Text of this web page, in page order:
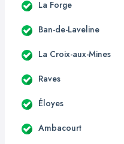
La Forge
Ban-de-Laveline
La Croix-aux-Mines
Raves
Éloyes
Ambacourt